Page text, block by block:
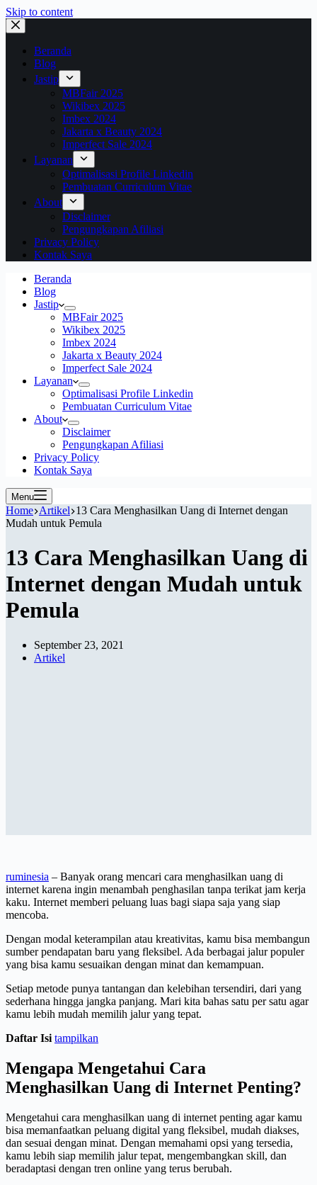
Skip to content
Beranda
Blog
Jastip
MBFair 2025
Wikibex 2025
Imbex 2024
Jakarta x Beauty 2024
Imperfect Sale 2024
Layanan
Optimalisasi Profile Linkedin
Pembuatan Curriculum Vitae
About
Disclaimer
Pengungkapan Afiliasi
Privacy Policy
Kontak Saya
Beranda
Blog
Jastip
MBFair 2025
Wikibex 2025
Imbex 2024
Jakarta x Beauty 2024
Imperfect Sale 2024
Layanan
Optimalisasi Profile Linkedin
Pembuatan Curriculum Vitae
About
Disclaimer
Pengungkapan Afiliasi
Privacy Policy
Kontak Saya
Menu
Home Artikel 13 Cara Menghasilkan Uang di Internet dengan
Mudah untuk Pemula
13 Cara Menghasilkan Uang di
Internet dengan Mudah untuk
Pemula
September 23, 2021
Artikel
ruminesia – Banyak orang mencari cara menghasilkan uang di
internet karena ingin menambah penghasilan tanpa terikat jam kerja
kaku. Internet memberi peluang luas bagi siapa saja yang siap
mencoba.
Dengan modal keterampilan atau kreativitas, kamu bisa membangun
sumber pendapatan baru yang fleksibel. Ada berbagai jalur populer
yang bisa kamu sesuaikan dengan minat dan kemampuan.
Setiap metode punya tantangan dan kelebihan tersendiri, dari yang
sederhana hingga jangka panjang. Mari kita bahas satu per satu agar
kamu lebih mudah memilih jalur yang tepat.
Daftar Isi tampilkan
Mengapa Mengetahui Cara
Menghasilkan Uang di Internet Penting?
Mengetahui cara menghasilkan uang di internet penting agar kamu
bisa memanfaatkan peluang digital yang fleksibel, mudah diakses,
dan sesuai dengan minat. Dengan memahami opsi yang tersedia,
kamu lebih siap memilih jalur tepat, mengembangkan skill, dan
beradaptasi dengan tren online yang terus berubah.